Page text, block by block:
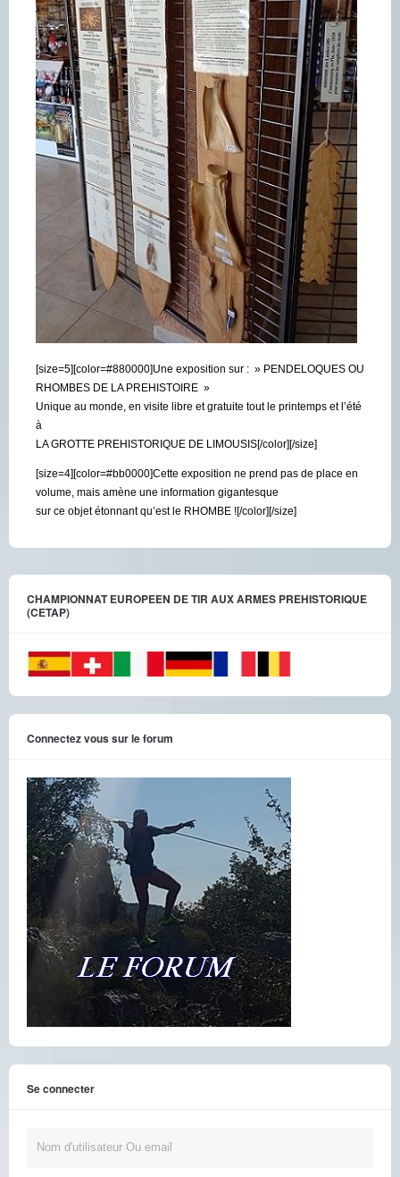
[size=5][color=#880000]Une exposition sur : » PENDELOQUES OU
RHOMBES DE LA PREHISTOIRE »
Unique au monde, en visite libre et gratuite tout le printemps et l’été
à
LA GROTTE PREHISTORIQUE DE LIMOUSIS[/color][/size]
[size=4][color=#bb0000]Cette exposition ne prend pas de place en
volume, mais amène une information gigantesque
sur ce objet étonnant qu’est le RHOMBE ![/color][/size]
CHAMPIONNAT EUROPEEN DE TIR AUX ARMES PREHISTORIQUE
(CETAP)
Connectez vous sur le forum
Se connecter